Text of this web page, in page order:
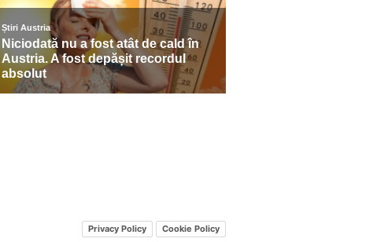
Privacy Policy Cookie Policy